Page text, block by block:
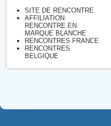
SITE DE RENCONTRE
AFFILIATION
RENCONTRE EN
MARQUE BLANCHE
RENCONTRES FRANCE
RENCONTRES
BELGIQUE